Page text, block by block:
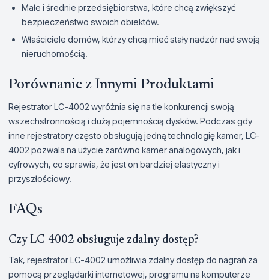
Małe i średnie przedsiębiorstwa, które chcą zwiększyć
bezpieczeństwo swoich obiektów.
Właściciele domów, którzy chcą mieć stały nadzór nad swoją
nieruchomością.
Porównanie z Innymi Produktami
Rejestrator LC-4002 wyróżnia się na tle konkurencji swoją
wszechstronnością i dużą pojemnością dysków. Podczas gdy
inne rejestratory często obsługują jedną technologię kamer, LC-
4002 pozwala na użycie zarówno kamer analogowych, jak i
cyfrowych, co sprawia, że jest on bardziej elastyczny i
przyszłościowy.
FAQs
Czy LC-4002 obsługuje zdalny dostęp?
Tak, rejestrator LC-4002 umożliwia zdalny dostęp do nagrań za
pomocą przeglądarki internetowej, programu na komputerze